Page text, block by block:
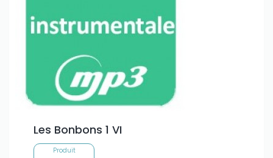
Les Bonbons 1 VI
Produit